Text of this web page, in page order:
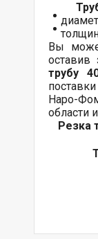
Вы
оставив
трубу
Наро-
области
Резка